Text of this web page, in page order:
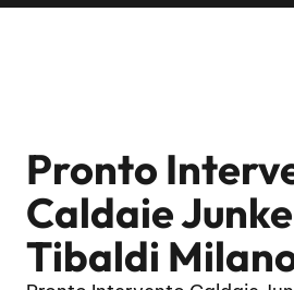
Pronto
Caldaie
Tibaldi